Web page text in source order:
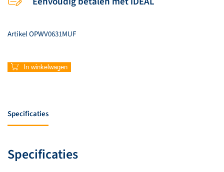
ArtikelOPWV0631MUF
631
‘Vraag
en
ontvangen’
aantal
In winkelwagen
Specificaties
Specificaties